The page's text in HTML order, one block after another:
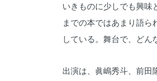
いきものに少しでも興味
までの本ではあまり語ら
している。舞台で、どん
出演は、眞嶋秀斗、前